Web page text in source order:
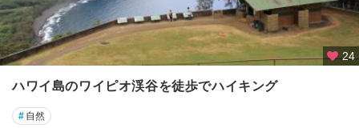
24
ハワイ島のワイピオ渓谷を徒歩でハイキング
# 自然